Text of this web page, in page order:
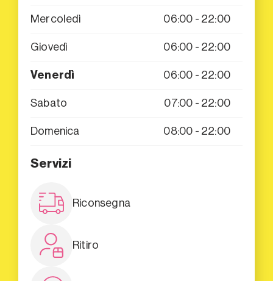
Mercoledì 06:00 - 22:00
Giovedì 06:00 - 22:00
Venerdì 06:00 - 22:00
Sabato 07:00 - 22:00
Domenica 08:00 - 22:00
Servizi
Riconsegna
Ritiro